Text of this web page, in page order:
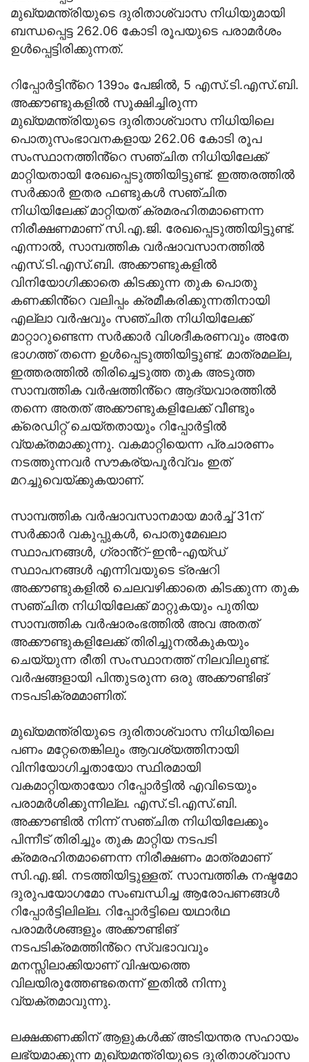
മുഖ്യമന്ത്രിയുടെ ദുരിതാശ്വാസ നിധിയുമായി
ബന്ധപ്പെട്ട 262.06 കോടി രൂപയുടെ പരാമർശം
ഉൾപ്പെട്ടിരിക്കുന്നത്.
റിപ്പോർട്ടിൻ്റെ 139ാം പേജിൽ, 5 എസ്.ടി.എസ്.ബി.
അക്കൗണ്ടുകളിൽ സൂക്ഷിച്ചിരുന്ന
മുഖ്യമന്ത്രിയുടെ ദുരിതാശ്വാസ നിധിയിലെ
പൊതുസംഭാവനകളായ 262.06 കോടി രൂപ
സംസ്ഥാനത്തിൻ്റെ സഞ്ചിത നിധിയിലേക്ക്
മാറ്റിയതായി രേഖപ്പെടുത്തിയിട്ടുണ്ട്. ഇത്തരത്തിൽ
സർക്കാർ ഇതര ഫണ്ടുകൾ സഞ്ചിത
നിധിയിലേക്ക് മാറ്റിയത് ക്രമരഹിതമാണെന്ന
നിരീക്ഷണമാണ് സി.എ.ജി. രേഖപ്പെടുത്തിയിട്ടുണ്ട്.
എന്നാൽ, സാമ്പത്തിക വർഷാവസാനത്തിൽ
എസ്.ടി.എസ്.ബി. അക്കൗണ്ടുകളിൽ
വിനിയോഗിക്കാതെ കിടക്കുന്ന തുക പൊതു
കണക്കിൻ്റെ വലിപ്പം ക്രമീകരിക്കുന്നതിനായി
എല്ലാ വർഷവും സഞ്ചിത നിധിയിലേക്ക്
മാറ്റാറുണ്ടെന്ന സർക്കാർ വിശദീകരണവും അതേ
ഭാഗത്ത് തന്നെ ഉൾപ്പെടുത്തിയിട്ടുണ്ട്. മാത്രമല്ല,
ഇത്തരത്തിൽ തിരിച്ചെടുത്ത തുക അടുത്ത
സാമ്പത്തിക വർഷത്തിൻ്റെ ആദ്യവാരത്തിൽ
തന്നെ അതത് അക്കൗണ്ടുകളിലേക്ക് വീണ്ടും
ക്രെഡിറ്റ് ചെയ്തതായും റിപ്പോർട്ടിൽ
വ്യക്തമാക്കുന്നു. വകമാറ്റിയെന്ന പ്രചാരണം
നടത്തുന്നവർ സൗകര്യപൂര്‍വ്വം ഇത്
മറച്ചുവെയ്ക്കുകയാണ്.
സാമ്പത്തിക വർഷാവസാനമായ മാർച്ച് 31ന്
സർക്കാർ വകുപ്പുകൾ, പൊതുമേഖലാ
സ്ഥാപനങ്ങൾ, ഗ്രാൻ്റ്-ഇൻ-എയ്ഡ്
സ്ഥാപനങ്ങൾ എന്നിവയുടെ ട്രഷറി
അക്കൗണ്ടുകളിൽ ചെലവഴിക്കാതെ കിടക്കുന്ന തുക
സഞ്ചിത നിധിയിലേക്ക് മാറ്റുകയും പുതിയ
സാമ്പത്തിക വർഷാരംഭത്തിൽ അവ അതത്
അക്കൗണ്ടുകളിലേക്ക് തിരിച്ചുനൽകുകയും
ചെയ്യുന്ന രീതി സംസ്ഥാനത്ത് നിലവിലുണ്ട്.
വർഷങ്ങളായി പിന്തുടരുന്ന ഒരു അക്കൗണ്ടിങ്
നടപടിക്രമമാണിത്.
മുഖ്യമന്ത്രിയുടെ ദുരിതാശ്വാസ നിധിയിലെ
പണം മറ്റേതെങ്കിലും ആവശ്യത്തിനായി
വിനിയോഗിച്ചതായോ സ്ഥിരമായി
വകമാറ്റിയതായോ റിപ്പോർട്ടിൽ എവിടെയും
പരാമർശിക്കുന്നില്ല. എസ്.ടി.എസ്.ബി.
അക്കൗണ്ടിൽ നിന്ന് സഞ്ചിത നിധിയിലേക്കും
പിന്നീട് തിരിച്ചും തുക മാറ്റിയ നടപടി
ക്രമരഹിതമാണെന്ന നിരീക്ഷണം മാത്രമാണ്
സി.എ.ജി. നടത്തിയിട്ടുള്ളത്. സാമ്പത്തിക നഷ്ടമോ
ദുരുപയോഗമോ സംബന്ധിച്ച ആരോപണങ്ങൾ
റിപ്പോർട്ടിലില്ല. റിപ്പോർട്ടിലെ യഥാർഥ
പരാമർശങ്ങളും അക്കൗണ്ടിങ്
നടപടിക്രമത്തിൻ്റെ സ്വഭാവവും
മനസ്സിലാക്കിയാണ് വിഷയത്തെ
വിലയിരുത്തേണ്ടതെന്ന് ഇതിൽ നിന്നു
വ്യക്തമാവുന്നു.
ലക്ഷക്കണക്കിന് ആളുകൾക്ക് അടിയന്തര സഹായം
ലഭ്യമാക്കുന്ന മുഖ്യമന്ത്രിയുടെ ദുരിതാശ്വാസ